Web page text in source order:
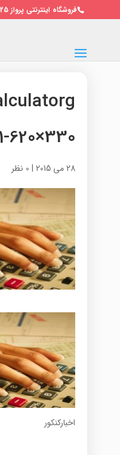
فروشگاه اینترنتی پرواز 09128501125 / 02122691010
620×330
28 می 2015 | 0 نظر
اخبارکنکور